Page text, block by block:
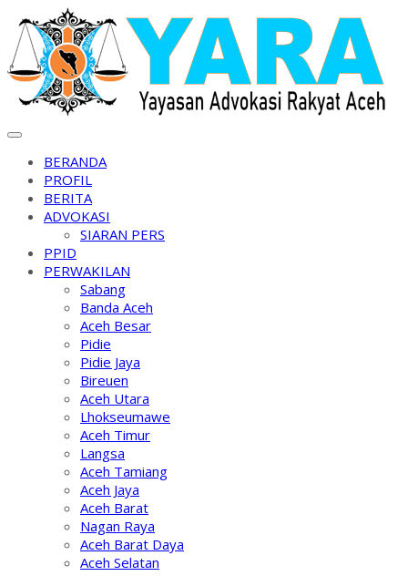
Skip
to
content
BERANDA
PROFIL
BERITA
ADVOKASI
SIARAN PERS
PPID
PERWAKILAN
Sabang
Banda Aceh
Aceh Besar
Pidie
Pidie Jaya
Bireuen
Aceh Utara
Lhokseumawe
Aceh Timur
Langsa
Aceh Tamiang
Aceh Jaya
Aceh Barat
Nagan Raya
Aceh Barat Daya
Aceh Selatan